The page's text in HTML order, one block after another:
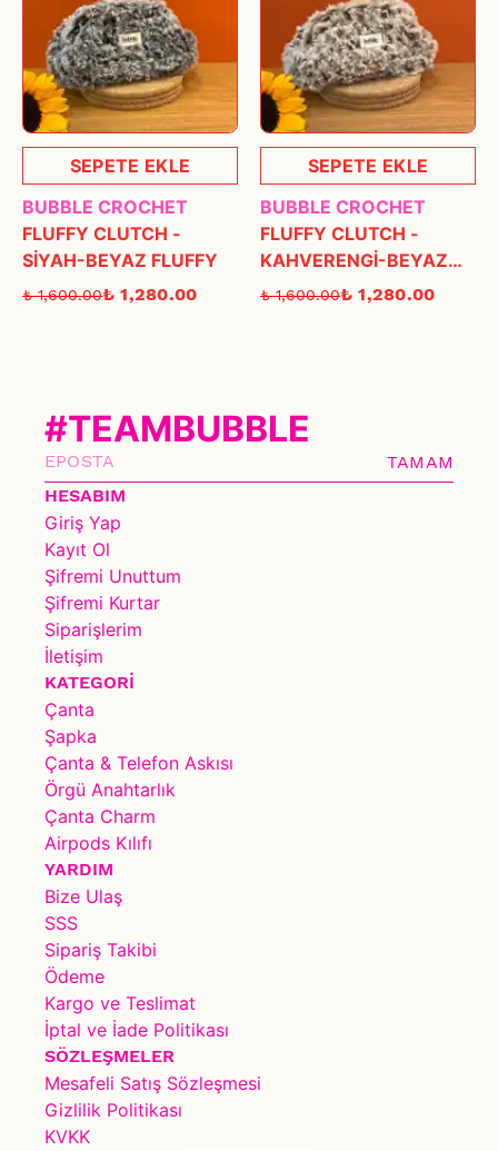
SEPETE EKLE
BUBBLE CROCHET
FLUFFY CLUTCH -
SİYAH-BEYAZ FLUFFY
₺ 1,600.00₺ 1,280.00
SEPETE EKLE
BUBBLE CROCHET
FLUFFY CLUTCH -
KAHVERENGİ-BEYAZ
FLUFFY
₺ 1,600.00₺ 1,280.00
HESABIM
Giriş Yap
Kayıt Ol
Şifremi Unuttum
Şifremi Kurtar
Siparişlerim
İletişim
KATEGORİ
Çanta
Şapka
Çanta & Telefon Askısı
Örgü Anahtarlık
Çanta Charm
Airpods Kılıfı
YARDIM
Bize Ulaş
SSS
Sipariş Takibi
Ödeme
Kargo ve Teslimat
İptal ve İade Politikası
SÖZLEŞMELER
Mesafeli Satış Sözleşmesi
Gizlilik Politikası
KVKK
#TEAMBUBBLE
TAMAM